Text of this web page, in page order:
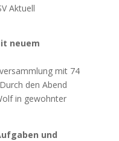
Aktuell
neuem
mit 74
den Abend
in gewohnter
und